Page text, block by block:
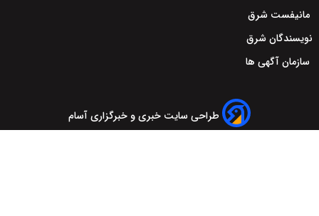
مانیفست شرق
نویسندگان شرق
سازمان آگهی ها
طراحی سایت خبری و خبرگزاری آسام